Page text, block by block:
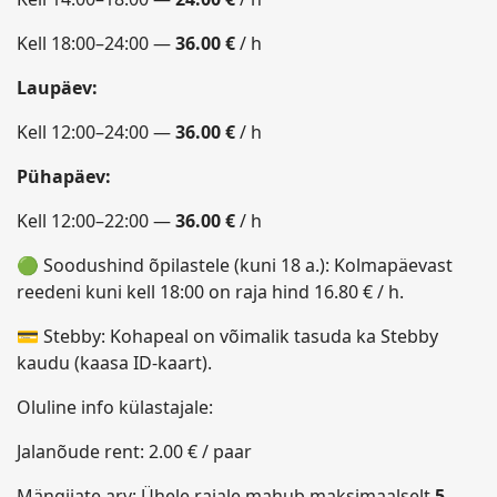
Kell 18:00–24:00 —36.00 €/ h
Laupäev:
Kell 12:00–24:00 —36.00 €/ h
Pühapäev:
Kell 12:00–22:00 —36.00 €/ h
🟢 Soodushind õpilastele (kuni 18 a.): Kolmapäevast
reedeni kuni kell 18:00 on raja hind 16.80 € / h.
💳 Stebby: Kohapeal on võimalik tasuda ka Stebby
kaudu (kaasa ID-kaart).
Oluline info külastajale:
Jalanõude rent: 2.00 € / paar